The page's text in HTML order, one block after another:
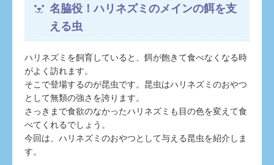
名脇役！ハリネズミのメインの餌を支
える虫
ハリネズミを飼育していると、餌が飽きて食べなくなる時
がよく訪れます。
そこで登場するのが昆虫です。昆虫はハリネズミのおやつ
として無類の強さを誇ります。
さっきまで食欲のなかったハリネズミも目の色を変えて食
べてくれるでしょう。
今回は、ハリネズミのおやつとして与える昆虫を紹介しま
す。